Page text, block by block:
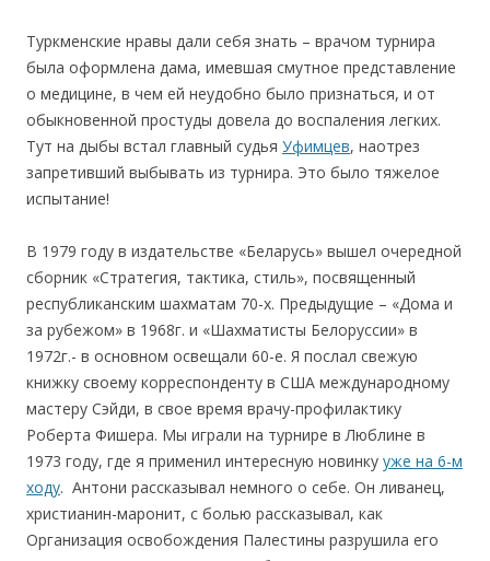
Туркменские нравы дали себя знать – врачом турнира
была оформлена дама, имевшая смутное представление
о медицине, в чем ей неудобно было признаться, и от
обыкновенной простуды довела до воспаления легких.
Тут на дыбы встал главный судья Уфимцев, наотрез
запретивший выбывать из турнира. Это было тяжелое
испытание!
В 1979 году в издательстве «Беларусь» вышел очередной
сборник «Стратегия, тактика, стиль», посвященный
республиканским шахматам 70-х. Предыдущие – «Дома и
за рубежом» в 1968г. и «Шахматисты Белоруссии» в
1972г.- в основном освещали 60-е. Я послал свежую
книжку своему корреспонденту в США международному
мастеру Сэйди, в свое время врачу-профилактику
Роберта Фишера. Мы играли на турнире в Люблине в
1973 году, где я применил интересную новинку уже на 6-м
ходу. Антони рассказывал немного о себе. Он ливанец,
христианин-маронит, с болью рассказывал, как
Организация освобождения Палестины разрушила его